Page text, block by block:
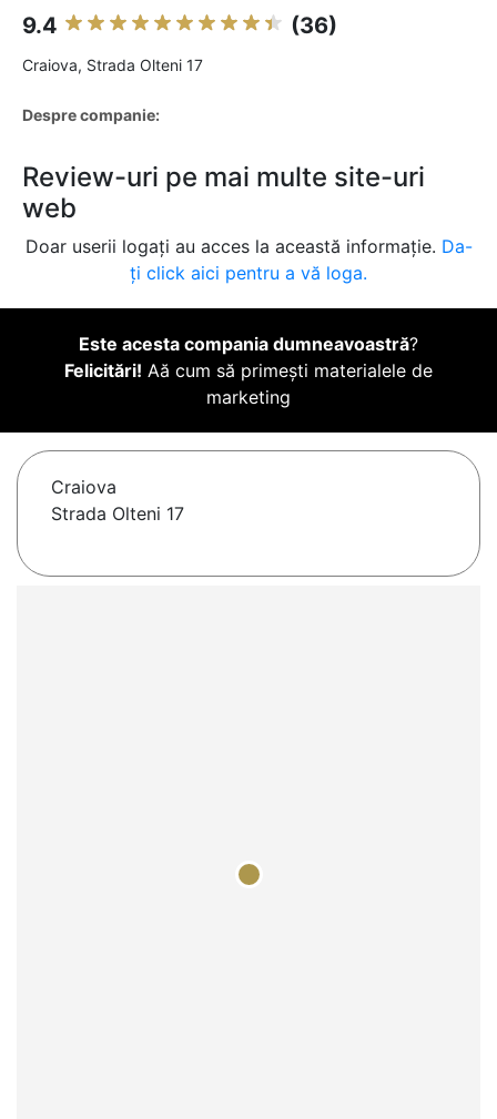
9.4 (36)
Craiova, Strada Olteni 17
Despre companie:
Review-uri pe mai multe site-uri
web
Doar userii logați au acces la această informație. Da-
ți click aici pentru a vă loga.
Este acesta compania dumneavoastră?
Felicitări! Aă cum să primești materialele de
marketing
Craiova
Strada Olteni 17